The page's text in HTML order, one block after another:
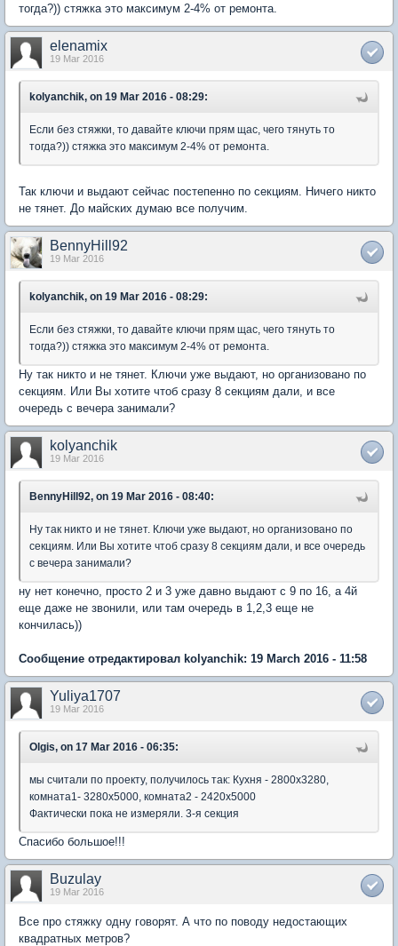
тогда?)) стяжка это максимум 2-4% от ремонта.
elenamix
19 Mar 2016
kolyanchik, on 19 Mar 2016 - 08:29:
Если без стяжки, то давайте ключи прям щас, чего тянуть то
тогда?)) стяжка это максимум 2-4% от ремонта.
Так ключи и выдают сейчас постепенно по секциям. Ничего никто
не тянет. До майских думаю все получим.
BennyHill92
19 Mar 2016
kolyanchik, on 19 Mar 2016 - 08:29:
Если без стяжки, то давайте ключи прям щас, чего тянуть то
тогда?)) стяжка это максимум 2-4% от ремонта.
Ну так никто и не тянет. Ключи уже выдают, но организовано по
секциям. Или Вы хотите чтоб сразу 8 секциям дали, и все
очередь с вечера занимали?
kolyanchik
19 Mar 2016
BennyHill92, on 19 Mar 2016 - 08:40:
Ну так никто и не тянет. Ключи уже выдают, но организовано по
секциям. Или Вы хотите чтоб сразу 8 секциям дали, и все очередь
с вечера занимали?
ну нет конечно, просто 2 и 3 уже давно выдают с 9 по 16, а 4й
еще даже не звонили, или там очередь в 1,2,3 еще не
кончилась))
Сообщение отредактировал kolyanchik: 19 March 2016 - 11:58
Yuliya1707
19 Mar 2016
Olgis, on 17 Mar 2016 - 06:35:
мы считали по проекту, получилось так: Кухня - 2800х3280,
комната1- 3280х5000, комната2 - 2420х5000
Фактически пока не измеряли. 3-я секция
Спасибо большое!!!
Buzulay
19 Mar 2016
Все про стяжку одну говорят. А что по поводу недостающих
квадратных метров?